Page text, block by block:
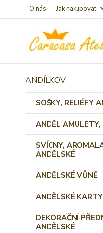
O nás Jak nakupovat
ANDÍLKOV
SOŠKY, RELIÉFY
ANDĚL AMULETY,
SVÍCNY,
ANDĚLSKÉ
ANDĚLSKÉ VŮNĚ
ANDĚLSKÉ
DEKORAČNÍ
ANDĚLSKÉ